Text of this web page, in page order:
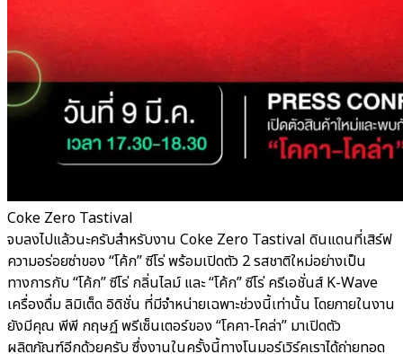
Coke Zero Tastival
จบลงไปแล้วนะครับสำหรับงาน Coke Zero Tastival ดินแดนที่เสิร์ฟ
ความอร่อยซ่าของ “โค้ก” ซีโร่ พร้อมเปิดตัว 2 รสชาติใหม่อย่างเป็น
ทางการกับ “โค้ก” ซีโร่ กลิ่นไลม์ และ “โค้ก” ซีโร่ ครีเอชั่นส์ K-Wave
เครื่องดื่ม ลิมิเต็ด อิดิชั่น ที่มีจำหน่ายเฉพาะช่วงนี้เท่านั้น โดยภายในงาน
ยังมีคุณ พีพี กฤษฏ์ พรีเซ็นเตอร์ของ “โคคา-โคล่า” มาเปิดตัว
ผลิตภัณฑ์อีกด้วยครับ ซึ่งงานในครั้งนี้ทางโนมอร์เวิร์คเราได้ถ่ายทอด